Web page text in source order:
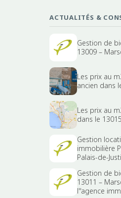
ACTUALITÉS &
Gestion de
13009 –
Les prix au
ancien dans
Les prix au
dans le 13015
Gestion
immobilière
Palais-de-
Gestion de
13011 –
l''agence